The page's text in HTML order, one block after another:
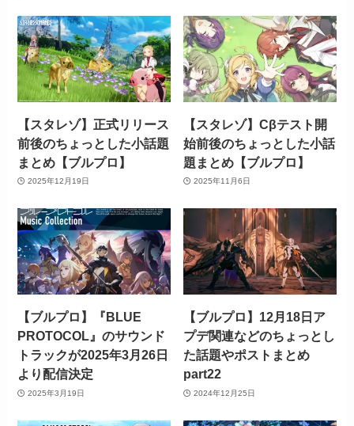
【スタレゾ】正式リリース
前後のちょっとした小話題
まとめ【ブルプロ】
2025年12月19日
【スタレゾ】Cβテスト開
始前後のちょっとした小話
題まとめ【ブルプロ】
2025年11月6日
【ブルプロ】『BLUE
PROTOCOL』のサウンド
トラックが2025年3月26日
より配信決定
2025年3月19日
【ブルプロ】12月18日ア
プデ関連などのちょっとし
た話題やポストまとめ
part22
2024年12月25日